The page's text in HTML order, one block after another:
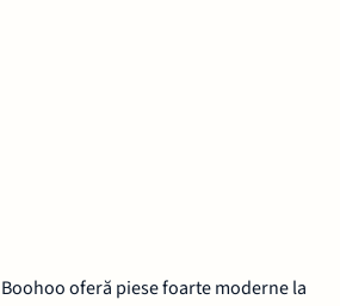
oferă piese foarte moderne la